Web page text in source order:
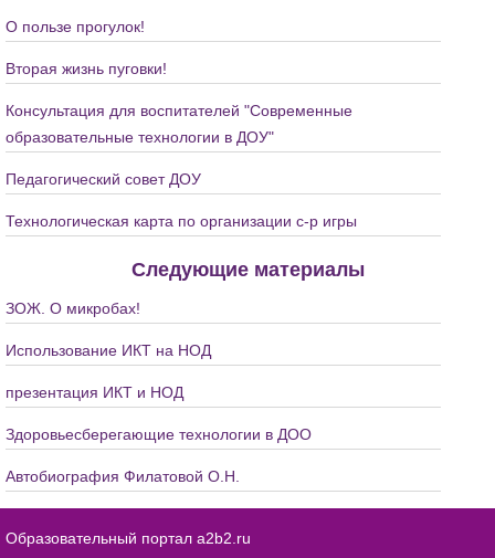
О пользе прогулок!
Вторая жизнь пуговки!
Консультация для воспитателей "Современные
образовательные технологии в ДОУ"
Педагогический совет ДОУ
Технологическая карта по организации с-р игры
Следующие материалы
ЗОЖ. О микробах!
Использование ИКТ на НОД
презентация ИКТ и НОД
Здоровьесберегающие технологии в ДОО
Автобиография Филатовой О.Н.
Образовательный портал a2b2.ru